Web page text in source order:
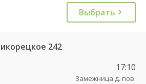
Выбрать
242
17:10
Замежница д. пов.